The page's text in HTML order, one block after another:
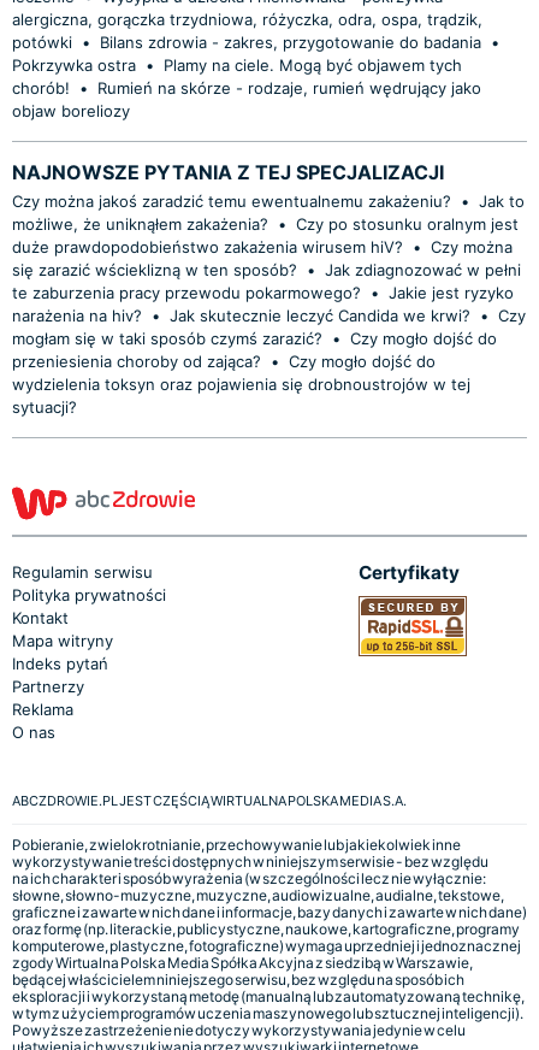
alergiczna, gorączka trzydniowa, różyczka, odra, ospa, trądzik,
potówki • Bilans zdrowia - zakres, przygotowanie do badania •
Pokrzywka ostra •
Plamy na ciele. Mogą być objawem tych
chorób!
•
Rumień na skórze - rodzaje, rumień wędrujący jako
objaw boreliozy
NAJNOWSZE PYTANIA Z TEJ SPECJALIZACJI
Czy można jakoś zaradzić temu ewentualnemu zakażeniu? • Jak to
możliwe, że uniknąłem zakażenia?
• Czy po stosunku oralnym jest
duże prawdopodobieństwo zakażenia wirusem hiV?
• Czy można
się zarazić wścieklizną w ten sposób?
• Jak zdiagnozować w pełni
te zaburzenia pracy przewodu pokarmowego?
• Jakie jest ryzyko
narażenia na hiv?
• Jak skutecznie leczyć Candida we krwi? • Czy
mogłam się w taki sposób czymś zarazić?
• Czy mogło dojść do
przeniesienia choroby od zająca?
• Czy mogło dojść do
wydzielenia toksyn oraz pojawienia się drobnoustrojów w tej
sytuacji?
Regulamin serwisu
Polityka prywatności
Kontakt
Mapa witryny
Indeks pytań
Partnerzy
Reklama
O nas
Certyfikaty
ABCZDROWIE.PL JEST CZĘŚCIĄ WIRTUALNA POLSKA MEDIA S.A.
Pobieranie, zwielokrotnianie, przechowywanie lub jakiekolwiek inne
wykorzystywanie treści dostępnych w niniejszym serwisie - bez względu
na ich charakter i sposób wyrażenia (w szczególności lecz nie wyłącznie:
słowne, słowno-muzyczne, muzyczne, audiowizualne, audialne, tekstowe,
graficzne i zawarte w nich dane i informacje, bazy danych i zawarte w nich dane)
oraz formę (np. literackie, publicystyczne, naukowe, kartograficzne, programy
komputerowe, plastyczne, fotograficzne) wymaga uprzedniej i jednoznacznej
zgody Wirtualna Polska Media Spółka Akcyjna z siedzibą w Warszawie,
będącej właścicielem niniejszego serwisu, bez względu na sposób ich
eksploracji i wykorzystaną metodę (manualną lub zautomatyzowaną technikę,
w tym z użyciem programów uczenia maszynowego lub sztucznej inteligencji).
Powyższe zastrzeżenie nie dotyczy wykorzystywania jedynie w celu